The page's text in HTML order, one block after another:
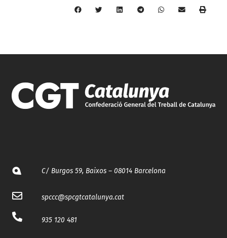
C/ Burgos 59, Baixos – 08014 Barcelona
spccc@spcgtcatalunya.cat
935 120 481